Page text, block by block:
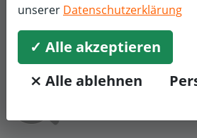
unserer Datenschutzerklärung
✓ Alle akzeptieren
⨯ Alle ablehnen